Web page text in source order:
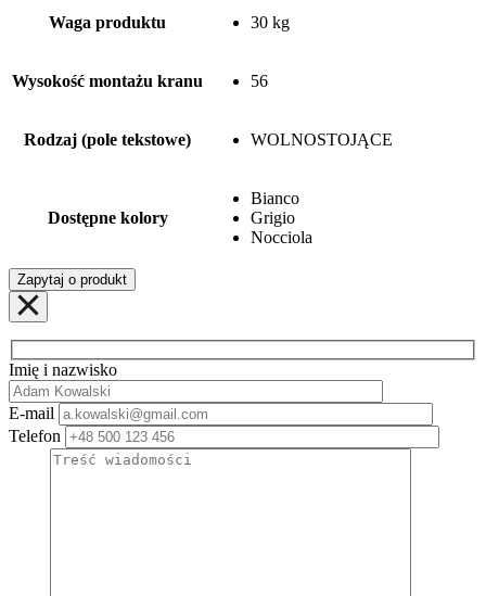
Waga produktu 30 kg
Wysokość montażu kranu 56
Rodzaj (pole tekstowe) WOLNOSTOJĄCE
Dostępne kolory
Bianco
Grigio
Nocciola
Zapytaj o produkt
Imię i nazwisko
E-mail
Telefon